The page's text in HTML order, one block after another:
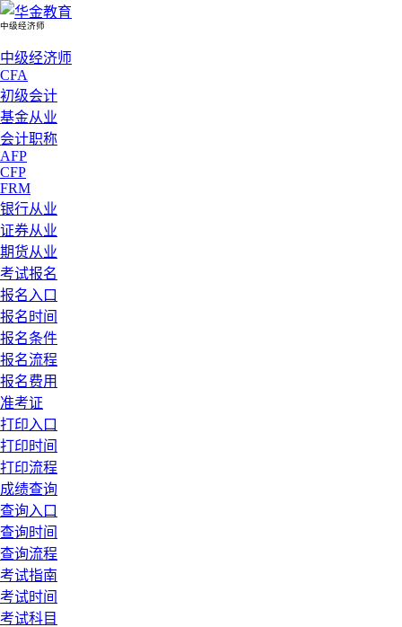
中级经济师
中级经济师
CFA
初级会计
基金从业
会计职称
AFP
CFP
FRM
银行从业
证券从业
期货从业
考试报名
报名入口
报名时间
报名条件
报名流程
报名费用
准考证
打印入口
打印时间
打印流程
成绩查询
查询入口
查询时间
查询流程
考试指南
考试时间
考试科目